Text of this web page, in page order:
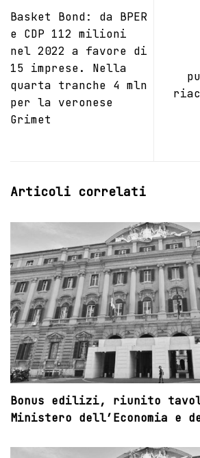
Basket Bond: da BPER
e CDP 112 milioni
nel 2022 a favore di
15 imprese. Nella
quarta tranche 4 mln
per la veronese
Grimet
Articoli correlati
Bonus edilizi, riunito
Ministero dell’Economia e